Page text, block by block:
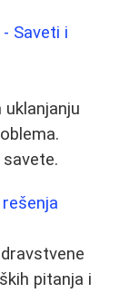
Saveti i
pitanja i